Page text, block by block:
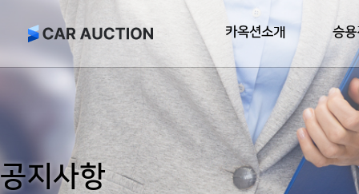
카옥션소개 승
공지사항